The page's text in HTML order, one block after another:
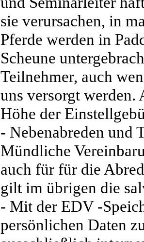
sie verursachen, in
Pferde werden in
Scheune
Teilnehmer, auch
uns versorgt
Höhe der
- Nebenabreden und
Mündliche
auch für für die
gilt im übrigen die
- Mit der EDV -
persönlichen Daten